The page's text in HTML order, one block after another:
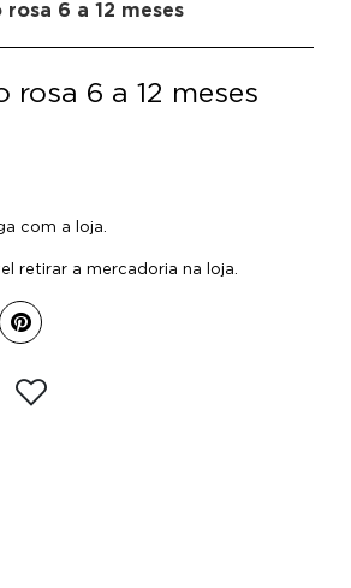
6 a 12 meses
rosa 6 a 12 meses
com a loja.
retirar a mercadoria na loja.